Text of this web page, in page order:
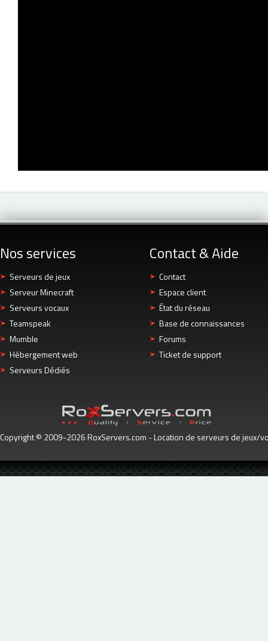
Nos services
Serveurs de jeux
Serveur Minecraft
Serveurs vocaux
Teamspeak
Mumble
Hébergement web
Serveurs Dédiés
Contact & Aide
Contact
Espace client
État du réseau
Base de connaissances
Forums
Ticket de support
Copyright © 2009-2026 RoxServers.com - Location de serveurs de jeux/